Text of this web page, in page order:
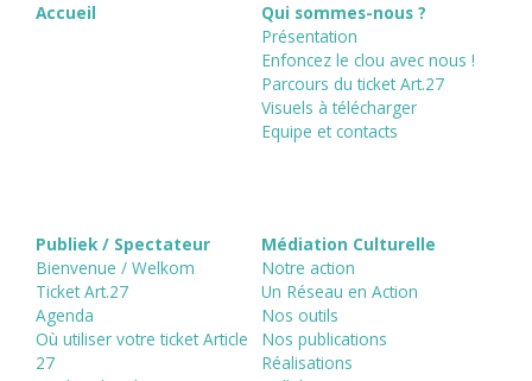
Accueil
Qui sommes-nous ?
Présentation
Enfoncez le clou avec nous !
Parcours du ticket Art.27
Visuels à télécharger
Equipe et contacts
Publiek / Spectateur
Bienvenue / Welkom
Ticket Art.27
Agenda
Où utiliser votre ticket Article
27
Médiation Culturelle
Notre action
Un Réseau en Action
Nos outils
Nos publications
Réalisations